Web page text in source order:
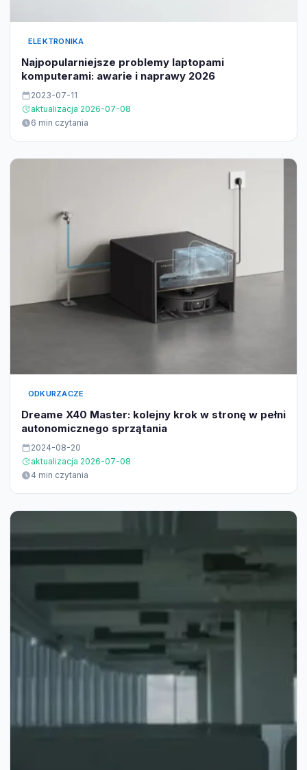
ELEKTRONIKA
Najpopularniejsze problemy laptopami
komputerami: awarie i naprawy 2026
2023-07-11
aktualizacja 2026-07-08
6 min czytania
ODKURZACZE
Dreame X40 Master: kolejny krok w stronę w pełni
autonomicznego sprzątania
2024-08-20
aktualizacja 2026-07-08
4 min czytania